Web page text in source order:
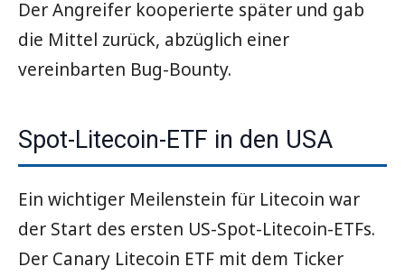
Der Angreifer kooperierte später und gab
die Mittel zurück, abzüglich einer
vereinbarten Bug-Bounty.
Spot-Litecoin-ETF in den USA
Ein wichtiger Meilenstein für Litecoin war
der Start des ersten US-Spot-Litecoin-ETFs.
Der Canary Litecoin ETF mit dem Ticker